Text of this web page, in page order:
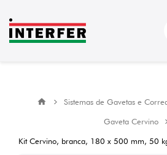
Sistemas de Gavetas e
Gaveta Cervino
Kit Cervino, branca, 180 x 500 mm, 50